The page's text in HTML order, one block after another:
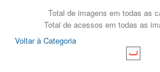
Total de imagens em todas as
Total de acessos em todas as
Voltar à Categoria